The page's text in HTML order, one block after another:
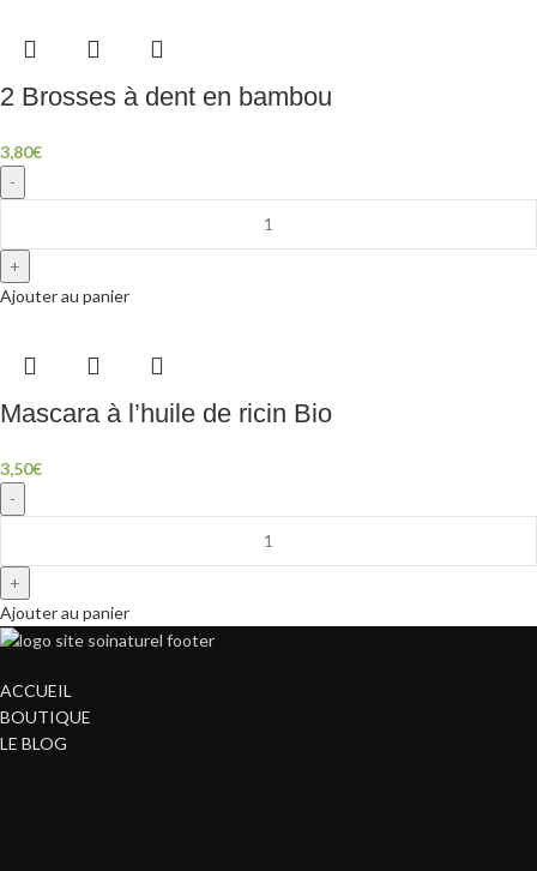
2 Brosses à dent en bambou
3,80€
Ajouter au panier
Mascara à l’huile de ricin Bio
3,50€
Ajouter au panier
ACCUEIL
BOUTIQUE
LE BLOG